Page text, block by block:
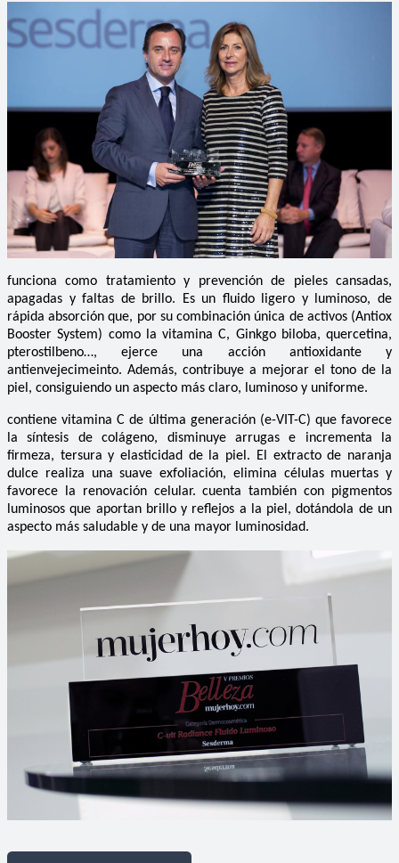
funciona como tratamiento y prevención de pieles cansadas,
apagadas y faltas de brillo. Es un fluido ligero y luminoso, de
rápida absorción que, por su combinación única de activos (Antiox
Booster System) como la vitamina C, Ginkgo biloba, quercetina,
pterostilbeno…, ejerce una acción antioxidante y
antienvejecimeinto. Además, contribuye a mejorar el tono de la
piel, consiguiendo un aspecto más claro, luminoso y uniforme.
contiene vitamina C de última generación (e-VIT-C) que favorece
la síntesis de colágeno, disminuye arrugas e incrementa la
firmeza, tersura y elasticidad de la piel. El extracto de naranja
dulce realiza una suave exfoliación, elimina células muertas y
favorece la renovación celular.cuenta también con pigmentos
luminosos que aportan brillo y reflejos a la piel, dotándola de un
aspecto más saludable y de una mayor luminosidad.